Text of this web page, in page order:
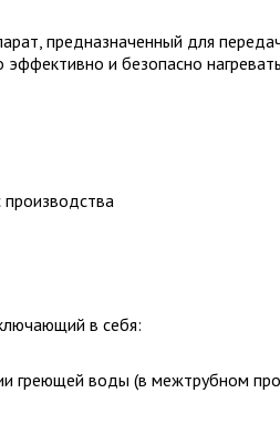
предназначенный для
и безопасно
в себя:
греющей воды (в межтрубном